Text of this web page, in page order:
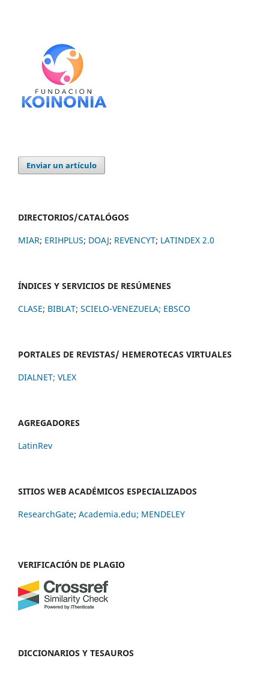
Enviar un artículo
DIRECTORIOS/CATALÓGOS
MIAR; ERIHPLUS; DOAJ; REVENCYT; LATINDEX 2.0
ÍNDICES Y SERVICIOS DE RESÚMENES
CLASE; BIBLAT; SCIELO-VENEZUELA; EBSCO
PORTALES DE REVISTAS/ HEMEROTECAS VIRTUALES
DIALNET; VLEX
AGREGADORES
LatinRev
SITIOS WEB ACADÉMICOS ESPECIALIZADOS
ResearchGate; Academia.edu; MENDELEY
VERIFICACIÓN DE PLAGIO
DICCIONARIOS Y TESAUROS